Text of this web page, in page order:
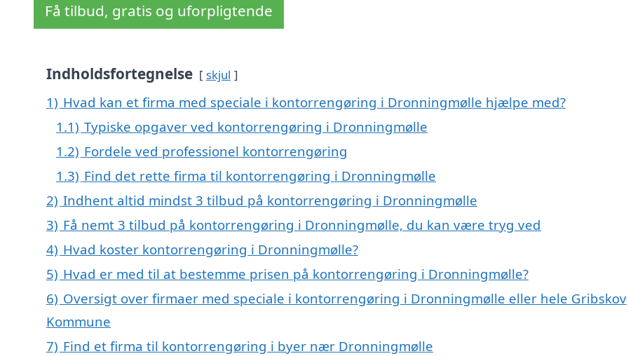
Få tilbud, gratis og uforpligtende
Indholdsfortegnelse skjul
1) Hvad kan et firma med speciale i kontorrengøring i Dronningmølle hjælpe med?
1.1) Typiske opgaver ved kontorrengøring i Dronningmølle
1.2) Fordele ved professionel kontorrengøring
1.3) Find det rette firma til kontorrengøring i Dronningmølle
2) Indhent altid mindst 3 tilbud på kontorrengøring i Dronningmølle
3) Få nemt 3 tilbud på kontorrengøring i Dronningmølle, du kan være tryg ved
4) Hvad koster kontorrengøring i Dronningmølle?
5) Hvad er med til at bestemme prisen på kontorrengøring i Dronningmølle?
6) Oversigt over firmaer med speciale i kontorrengøring i Dronningmølle eller hele Gribskov
Kommune
7) Find et firma til kontorrengøring i byer nær Dronningmølle